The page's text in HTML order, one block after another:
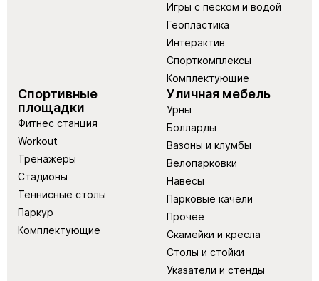
Игры с песком и водой
Геопластика
Интерактив
Спорткомплексы
Комплектующие
Спортивные
площадки
Фитнес станция
Workout
Тренажеры
Стадионы
Теннисные столы
Паркур
Комплектующие
Уличная мебель
Урны
Болларды
Вазоны и клумбы
Велопарковки
Навесы
Парковые качели
Прочее
Скамейки и кресла
Столы и стойки
Указатели и стенды